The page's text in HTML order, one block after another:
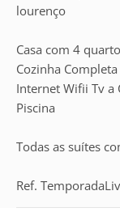
lourenço
Casa com 4
Cozinha
Internet Wifii Tv a
Piscina
Todas as suítes
Ref.